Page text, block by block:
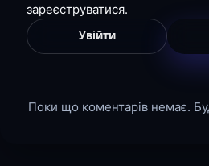
зареєструватися.
Увійти
Поки що коментарів немає.